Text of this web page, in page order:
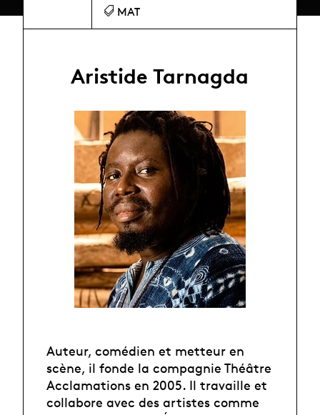
MAT
Aristide Tarnagda
Auteur, comédien et metteur en
scène, il fonde la compagnie Théâtre
Acclamations en 2005. Il travaille et
collabore avec des artistes comme